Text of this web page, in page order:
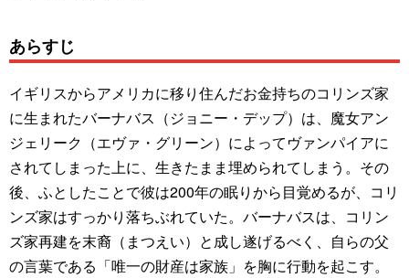
あらすじ
イギリスからアメリカに移り住んだお金持ちのコリンズ家
に生まれたバーナバス（ジョニー・デップ）は、魔女アン
ジェリーク（エヴァ・グリーン）によってヴァンパイアに
されてしまった上に、生きたまま埋められてしまう。その
後、ふとしたことで彼は200年の眠りから目覚めるが、コリ
ンズ家はすっかり落ちぶれていた。バーナバスは、コリン
ズ家再建を末裔（まつえい）と成し遂げるべく、自らの父
の言葉である「唯一の財産は家族」を胸に行動を起こす。